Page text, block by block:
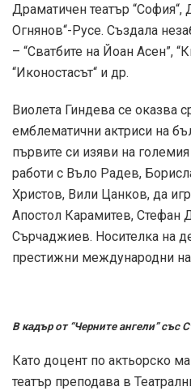
Драматичен театър “София“,
Огнянов“-Русе. Създала
– “Сватбите на Йоан Асен”,
“Иконостасът“ и др.
Виолета Гиндева се оказва
емблематични актриси на
първите си изяви на
работи с Въло Радев,
Христов, Вили Цанков, да
Апостол Карамитев, Стефан
Сърчаджиев. Носителка на
престижни международни
В кадър от “Черните ангели” със
Като доцент по актьорско
театър преподава в